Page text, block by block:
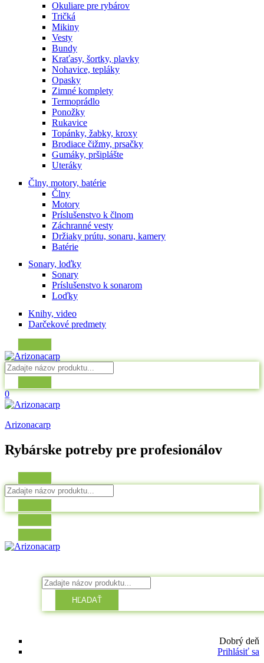
Okuliare pre rybárov
Tričká
Mikiny
Vesty
Bundy
Kraťasy, šortky, plavky
Nohavice, tepláky
Opasky
Zimné komplety
Termoprádlo
Ponožky
Rukavice
Topánky, žabky, kroxy
Brodiace čižmy, prsačky
Gumáky, pršiplášte
Uteráky
Člny, motory, batérie
Člny
Motory
Príslušenstvo k člnom
Záchranné vesty
Držiaky prútu, sonaru, kamery
Batérie
Sonary, loďky
Sonary
Príslušenstvo k sonarom
Loďky
Knihy, video
Darčekové predmety
0
Arizonacarp
Rybárske potreby pre profesionálov
HĽADAŤ
Dobrý deň
Prihlásiť sa